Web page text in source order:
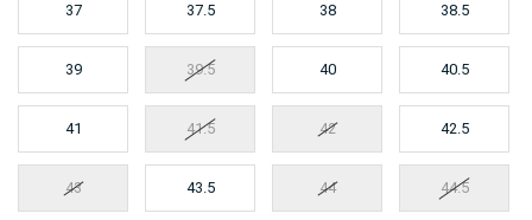
37 37.5 38 38.5
39 39.5 40 40.5
41 41.5 42 42.5
43 43.5 44 44.5